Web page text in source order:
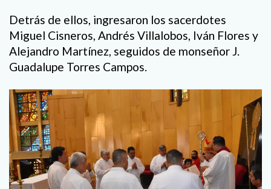
Detrás de ellos, ingresaron los sacerdotes
Miguel Cisneros, Andrés Villalobos, Iván Flores y
Alejandro Martínez, seguidos de monseñor J.
Guadalupe Torres Campos.